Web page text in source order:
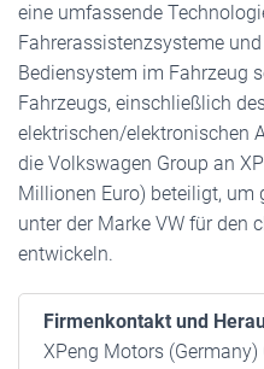
eine umfassende
Fahrerassistenzsysteme
Bediensystem im Fahrzeug
Fahrzeugs, einschließlich
elektrischen/elektronischen
die Volkswagen Group an
Millionen Euro) beteiligt, um
unter der Marke VW für den
entwickeln.
Firmenkontakt und
XPeng Motors (Germany)